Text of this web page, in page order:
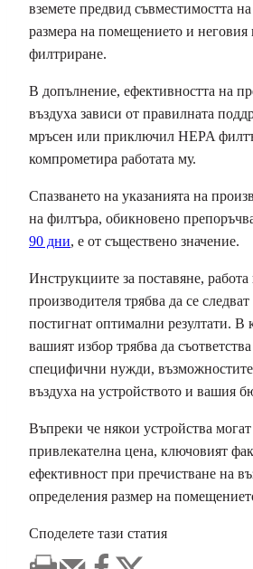
вземете предвид съвместимостта
размера на помещението и неговия
филтриране.
В допълнение, ефективността на
въздуха зависи от правилната
мръсен или приключил HEPA
компрометира работата му.
Спазването на указанията на
на филтъра, обикновено
90 дни, е от съществено значение.
Инструкциите за поставяне,
производителя трябва да се
постигнат оптимални резултати. В
вашият избор трябва да
специфични нужди,
въздуха на устройството и вашия
Въпреки че някои устройства
привлекателна цена, ключовият
ефективност при пречистване на
определения размер на
Споделете тази статия